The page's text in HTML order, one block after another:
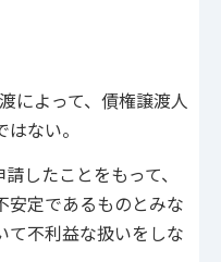
によって、債権譲渡人
ない。
したことをもって、
安定であるものとみな
て不利益な扱いをしな